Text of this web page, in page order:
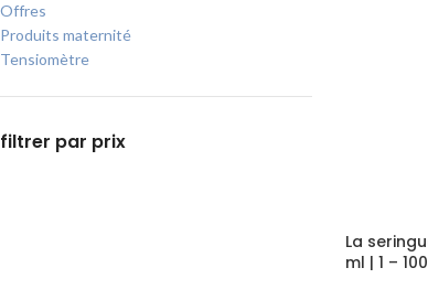
Offres
Produits maternité
Tensiomètre
filtrer par prix
La
ml | 1 –